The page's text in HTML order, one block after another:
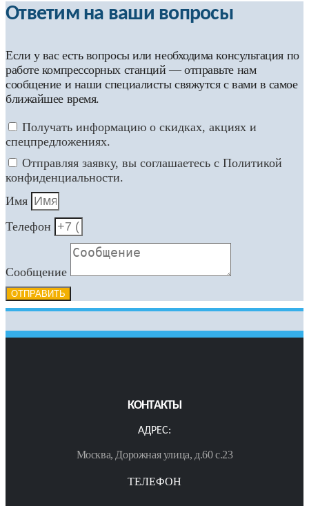
Ответим на ваши вопросы
Если у вас есть вопросы или необходима консультация по
работе компрессорных станций — отправьте нам
сообщение и наши специалисты свяжутся с вами в самое
ближайшее время.
Получать информацию о скидках, акциях и
спецпредложениях.
Отправляя заявку, вы соглашаетесь с Политикой
конфиденциальности.
Имя
Телефон
Сообщение
ОТПРАВИТЬ
КОНТАКТЫ
АДРЕС:
Москва, Дорожная улица, д.60 с.23
ТЕЛЕФОН